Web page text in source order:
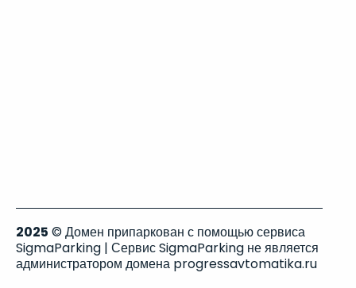
2025 © Домен припаркован с помощью сервиса
SigmaParking | Сервис SigmaParking не является
администратором домена progressavtomatika.ru